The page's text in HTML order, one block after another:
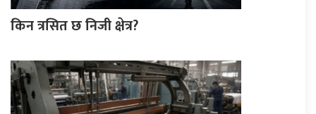
किन त्रसित छ निजी क्षेत्र?